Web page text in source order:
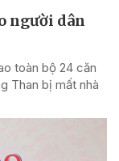
người dân
toàn bộ 24 căn
Than bị mất nhà